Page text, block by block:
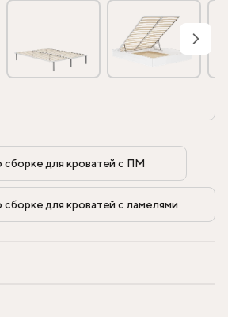
сборке для кроватей с ПМ